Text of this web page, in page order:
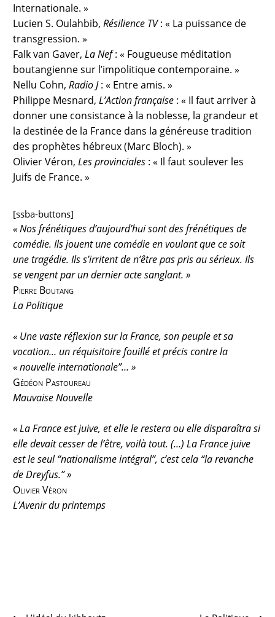
Internationale. »
Lucien S. Oulahbib,Résilience TV: « La puissance de
transgression. »
Falk van Gaver,La Nef: « Fougueuse médi­tation
boutangienne sur l’im­politique contemporaine. »
Nellu Cohn,Radio J: « Entre amis. »
Philippe Mesnard,L’Action française : « Il faut arriver à
donner une consistance à la noblesse, la grandeur et
la destinée de la France dans la généreuse tradition
des prophètes hébreux (Marc Bloch). »
Olivier Véron,Les provinciales : « Il faut soulever les
Juifs de France. »
[ssba-buttons]
« Nos frénétiques d’aujourd’hui sont des frénétiques de
comédie. Ils jouent une comédie en voulant que ce soit
une tragédie. Ils s’irritent de n’être pas pris au sérieux. Ils
se vengent par un dernier acte sanglant. »
Pierre Boutang
La Politique
« Une vaste réflexion sur la France, son peuple et sa
vocation… un réquisitoire fouillé et précis contre la
« nouvelle internationale”… »
Gédéon Pastoureau
Mauvaise Nouvelle
« La France est juive, et elle le restera ou elle disparaîtra si
elle devait cesser de l’être, voilà tout. (…) La France juive
est le seul “nationalisme intégral”, c’est cela “la revanche
de Dreyfus.” »
Olivier Véron
L’Avenir du printemps